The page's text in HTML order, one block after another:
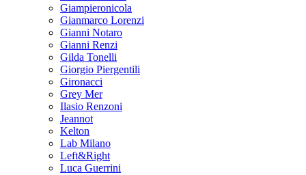
Giampieronicola
Gianmarco Lorenzi
Gianni Notaro
Gianni Renzi
Gilda Tonelli
Giorgio Piergentili
Gironacci
Grey Mer
Ilasio Renzoni
Jeannot
Kelton
Lab Milano
Left&Right
Luca Guerrini